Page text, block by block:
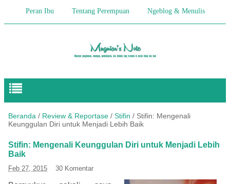
Peran Ibu Tentang Perempuan Ngeblog & Menulis
Pendidikan Anak
Beranda / Review & Reportase / Stifin / Stifin: Mengenali
Keunggulan Diri untuk Menjadi Lebih Baik
Stifin: Mengenali Keunggulan Diri untuk Menjadi Lebih
Baik
Feb 27, 2015 30 Komentar